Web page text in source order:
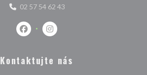
02 57 54 62 43
Facebook ((otevře se v novém okně))
Instagram ((otevře se v
Kontaktujte nás